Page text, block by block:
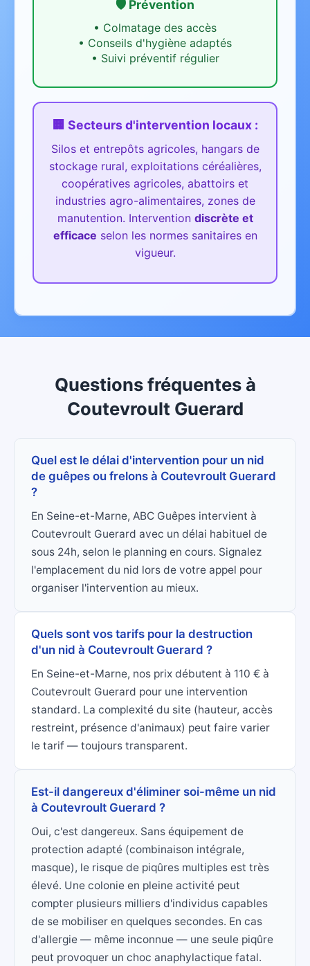
🛡️ Prévention
• Colmatage des accès
• Conseils d'hygiène adaptés
• Suivi préventif régulier
🏢 Secteurs d'intervention locaux :
Silos et entrepôts agricoles, hangars de
stockage rural, exploitations céréalières,
coopératives agricoles, abattoirs et
industries agro-alimentaires, zones de
manutention. Intervention discrète et
efficace selon les normes sanitaires en
vigueur.
Questions fréquentes à
Coutevroult Guerard
Quel est le délai d'intervention pour un nid
de guêpes ou frelons à Coutevroult Guerard
?
En Seine-et-Marne, ABC Guêpes intervient à
Coutevroult Guerard avec un délai habituel de
sous 24h, selon le planning en cours. Signalez
l'emplacement du nid lors de votre appel pour
organiser l'intervention au mieux.
Quels sont vos tarifs pour la destruction
d'un nid à Coutevroult Guerard ?
En Seine-et-Marne, nos prix débutent à 110 € à
Coutevroult Guerard pour une intervention
standard. La complexité du site (hauteur, accès
restreint, présence d'animaux) peut faire varier
le tarif — toujours transparent.
Est-il dangereux d'éliminer soi-même un nid
à Coutevroult Guerard ?
Oui, c'est dangereux. Sans équipement de
protection adapté (combinaison intégrale,
masque), le risque de piqûres multiples est très
élevé. Une colonie en pleine activité peut
compter plusieurs milliers d'individus capables
de se mobiliser en quelques secondes. En cas
d'allergie — même inconnue — une seule piqûre
peut provoquer un choc anaphylactique fatal.